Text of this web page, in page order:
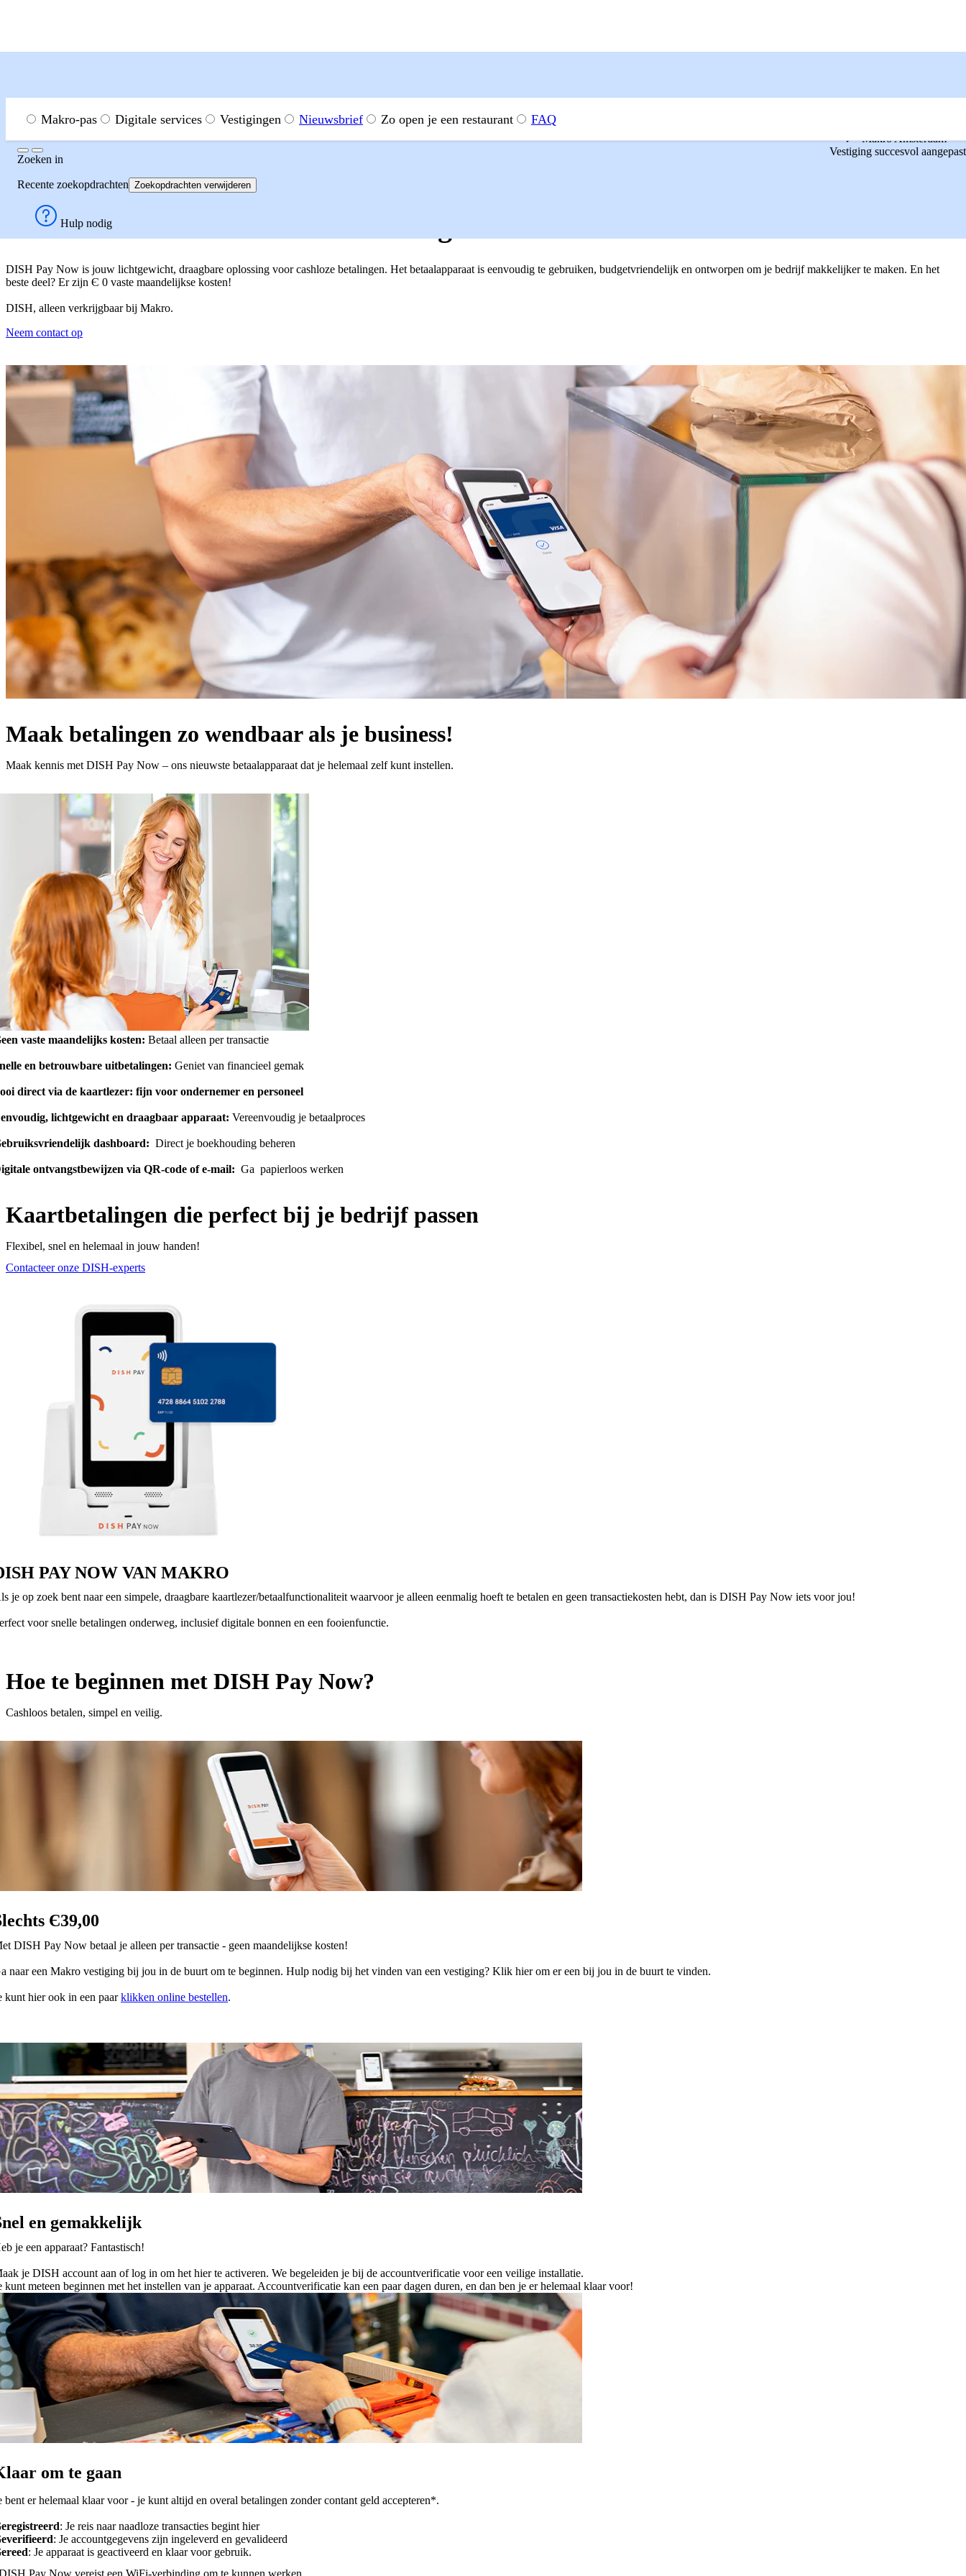
Menu
Zoeken in
Zoeken in
Recente zoekopdrachten Zoekopdrachten verwijderen
Hulp nodig
Makro Amsterdam
Vestiging succesvol aangepast
Makro-pas Digitale services Vestigingen Nieuwsbrief Zo open je een restaurant FAQ
DISH PAY NOW - betaalt zich terug
DISH Pay Now is jouw lichtgewicht, draagbare oplossing voor cashloze betalingen. Het betaalapparaat is eenvoudig te gebruiken, budgetvriendelijk en ontworpen om je bedrijf makkelijker te maken. En het
beste deel? Er zijn Є 0 vaste maandelijkse kosten!
DISH, alleen verkrijgbaar bij Makro.
Neem contact op
Maak betalingen zo wendbaar als je business!
Maak kennis met DISH Pay Now – ons nieuwste betaalapparaat dat je helemaal zelf kunt instellen.
vaste maandelijks kosten: Betaal alleen per transactie
en betrouwbare uitbetalingen: Geniet van financieel gemak
direct via de kaartlezer: fijn voor ondernemer en personeel
lichtgewicht en draagbaar apparaat: Vereenvoudig je betaalproces
dashboard: Direct je boekhouding beheren
ontvangstbewijzen via QR-code of e-mail: Ga papierloos werken
Kaartbetalingen die perfect bij je bedrijf passen
Flexibel, snel en helemaal in jouw handen!
Contacteer onze DISH-experts
PAY NOW VAN MAKRO
je op zoek bent naar een simpele, draagbare kaartlezer/betaalfunctionaliteit waarvoor je alleen eenmalig hoeft te betalen en geen transactiekosten hebt, dan is DISH Pay Now iets voor jou!
voor snelle betalingen onderweg, inclusief digitale bonnen en een fooienfunctie.
Hoe te beginnen met DISH Pay Now?
Cashloos betalen, simpel en veilig.
Є39,00
DISH Pay Now betaal je alleen per transactie - geen maandelijkse kosten!
naar een Makro vestiging bij jou in de buurt om te beginnen. Hulp nodig bij het vinden van een vestiging? Klik hier om er een bij jou in de buurt te vinden.
kunt hier ook in een paarklikken online bestellen.
en gemakkelijk
je een apparaat? Fantastisch!
je DISH account aan of log in om het hier te activeren. We begeleiden je bij de accountverificatie voor een veilige installatie.
kunt meteen beginnen met het instellen van je apparaat. Accountverificatie kan een paar dagen duren, en dan ben je er helemaal klaar voor!
om te gaan
bent er helemaal klaar voor - je kunt altijd en overal betalingen zonder contant geld accepteren*.
: Je reis naar naadloze transacties begint hier
: Je accountgegevens zijn ingeleverd en gevalideerd
: Je apparaat is geactiveerd en klaar voor gebruik.
Pay Now vereist een WiFi-verbinding om te kunnen werken.